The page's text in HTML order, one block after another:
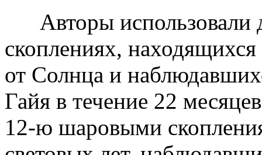
Авторы использовали
скоплениях,
от Солнца и
Гайя в течение 22
12-ю шаровыми